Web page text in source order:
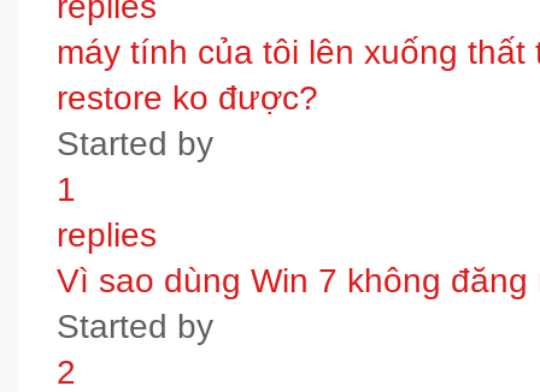
máy tính của tôi lên xuống
restore ko được?
Started by
1
replies
Vì sao dùng Win 7 không
Started by
2